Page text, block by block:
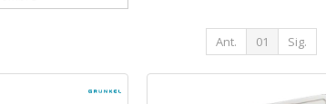
Ant. 01 Sig.